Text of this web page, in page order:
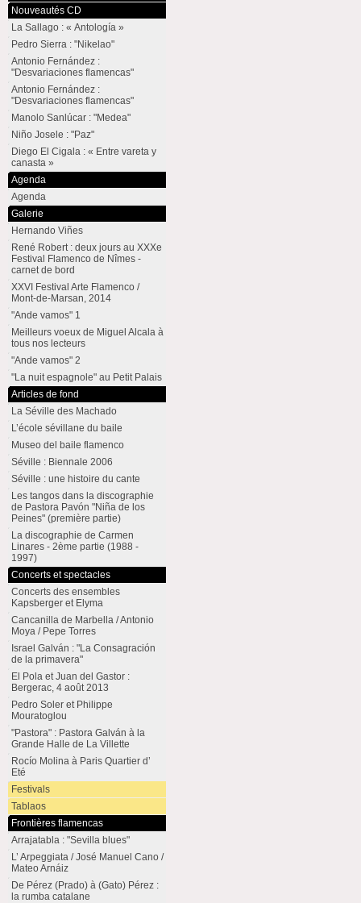
Nouveautés CD
La Sallago : « Antología »
Pedro Sierra : "Nikelao"
Antonio Fernández :
"Desvariaciones flamencas"
Antonio Fernández :
"Desvariaciones flamencas"
Manolo Sanlúcar : "Medea"
Niño Josele : "Paz"
Diego El Cigala : « Entre vareta y
canasta »
Agenda
Agenda
Galerie
Hernando Viñes
René Robert : deux jours au XXXe
Festival Flamenco de Nîmes -
carnet de bord
XXVI Festival Arte Flamenco /
Mont-de-Marsan, 2014
"Ande vamos" 1
Meilleurs voeux de Miguel Alcala à
tous nos lecteurs
"Ande vamos" 2
"La nuit espagnole" au Petit Palais
Articles de fond
La Séville des Machado
L’école sévillane du baile
Museo del baile flamenco
Séville : Biennale 2006
Séville : une histoire du cante
Les tangos dans la discographie
de Pastora Pavón "Niña de los
Peines" (première partie)
La discographie de Carmen
Linares - 2ème partie (1988 -
1997)
Concerts et spectacles
Concerts des ensembles
Kapsberger et Elyma
Cancanilla de Marbella / Antonio
Moya / Pepe Torres
Israel Galván : "La Consagración
de la primavera"
El Pola et Juan del Gastor :
Bergerac, 4 août 2013
Pedro Soler et Philippe
Mouratoglou
"Pastora" : Pastora Galván à la
Grande Halle de La Villette
Rocío Molina à Paris Quartier d’
Eté
Festivals
Tablaos
Frontières flamencas
Arrajatabla : "Sevilla blues"
L’ Arpeggiata / José Manuel Cano /
Mateo Arnáiz
De Pérez (Prado) à (Gato) Pérez :
la rumba catalane